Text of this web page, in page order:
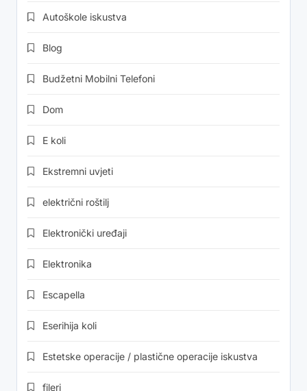
Autoškole iskustva
Blog
Budžetni Mobilni Telefoni
Dom
E koli
Ekstremni uvjeti
električni roštilj
Elektronički uređaji
Elektronika
Escapella
Eserihija koli
Estetske operacije / plastične operacije iskustva
fileri